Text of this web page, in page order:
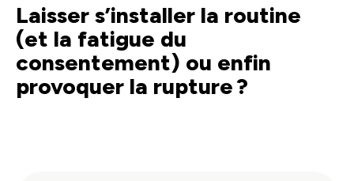
Laisser s’installer la routine
(et la fatigue du
consentement) ou enfin
provoquer la rupture ?